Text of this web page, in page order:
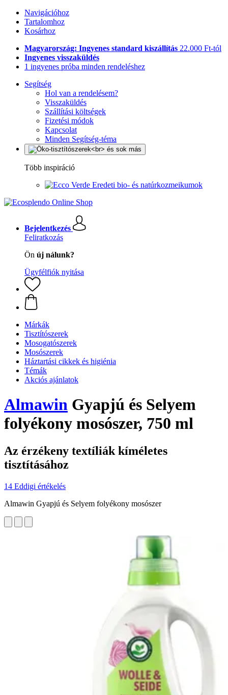
Navigációhoz
Tartalomhoz
Kosárhoz
Magyarország: Ingyenes standard kiszállítás 22.000 Ft-tól
Ingyenes visszaküldés
1 ingyenes próba minden rendeléshez
Segítség
Hol van a rendelésem?
Visszaküldés
Szállítási költségek
Fizetési módok
Kapcsolat
Minden Segítség-téma
Több inspiráció
Eredeti bio- és natúrkozmeikumok
Bejelentkezés
Feliratkozás
Ön új nálunk?
Ügyfélfiók nyitása
Márkák
Tisztítószerek
Mosogatószerek
Mosószerek
Háztartási cikkek és higiénia
Témák
Akciós ajánlatok
Almawin Gyapjú és Selyem
folyékony mosószer, 750 ml
Az érzékeny textíliák kíméletes
tisztításához
14 Eddigi értékelés
Almawin Gyapjú és Selyem folyékony mosószer